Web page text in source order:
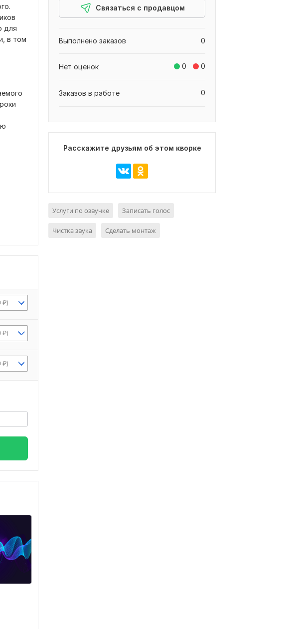
для
в том
₽)
₽)
₽)
Связаться с продавцом
0
Выполнено заказов
0 0
Нет оценок
0
Заказов в работе
Расскажите друзьям об этом кворке
Услуги по озвучке Записать голос
Чистка звука Сделать монтаж